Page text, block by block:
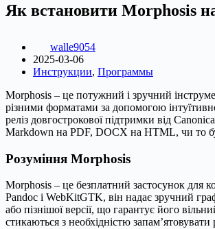
Як встановити Morphosis
walle9054
2025-03-06
Инструкции, Программы
Morphosis – це потужний і зручний
різними форматами за допомогою
реліз довгострокової підтримки від
Markdown на PDF, DOCX на HTML, чи то
Розуміння Morphosis
Morphosis – це безплатний застосунок для
Pandoc і WebKitGTK, він надає зручний
або пізнішої версії, що гарантує його
стикаються з необхідністю